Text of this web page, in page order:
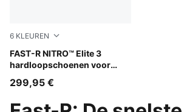
6 KLEUREN
FAST-R NITRO™ Elite 3
hardloopschoenen voor
Apple Spritz-Deep Plum
299,95 €